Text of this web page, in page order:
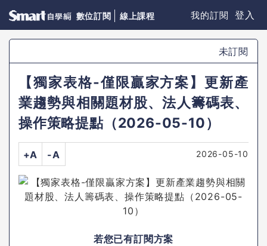
數位訂閱 線上課程 我的訂閱 登入
未訂閱
【獨家表格-僅限贏家方案】更新產
業趨勢與相關題材股、法人籌碼表、
操作策略提點（2026-05-10）
+A -A 2026-05-10
若您已有訂閱方案